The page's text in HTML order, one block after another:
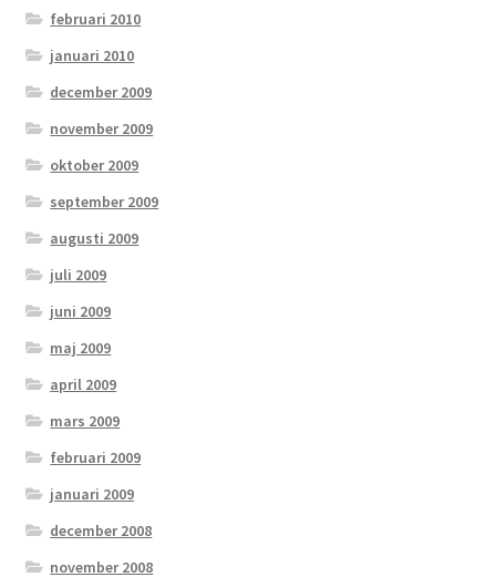
februari 2010
januari 2010
december 2009
november 2009
oktober 2009
september 2009
augusti 2009
juli 2009
juni 2009
maj 2009
april 2009
mars 2009
februari 2009
januari 2009
december 2008
november 2008